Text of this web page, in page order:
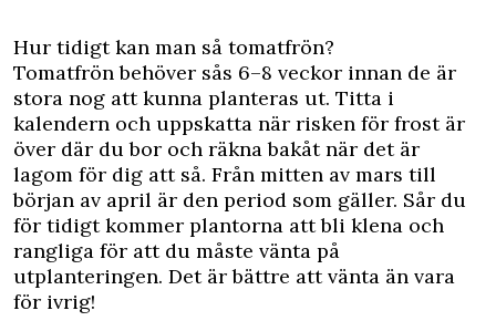
Hur tidigt kan man så tomatfrön?
Tomatfrön behöver sås 6–8 veckor innan de är
stora nog att kunna planteras ut. Titta i
kalendern och uppskatta när risken för frost är
över där du bor och räkna bakåt när det är
lagom för dig att så. Från mitten av mars till
början av april är den period som gäller. Sår du
för tidigt kommer plantorna att bli klena och
rangliga för att du måste vänta på
utplanteringen. Det är bättre att vänta än vara
för ivrig!